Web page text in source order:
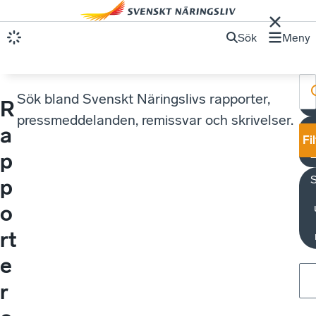
Sök Meny
R
a
p
p
o
rt
e
r
Sök bland Svenskt Näringslivs rapporter,
pressmeddelanden, remissvar och skrivelser.